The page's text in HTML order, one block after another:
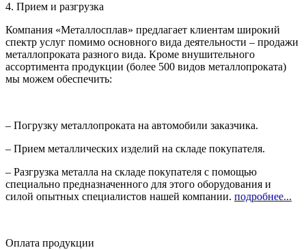
4. Прием и разгрузка
Компания «Металлосплав» предлагает клиентам широкий
спектр услуг помимо основного вида деятельности – продажи
металлопроката разного вида. Кроме внушительного
ассортимента продукции (более 500 видов металлопроката)
мы можем обеспечить:
– Погрузку металлопроката на автомобили заказчика.
– Прием металлических изделий на складе покупателя.
– Разгрузка металла на складе покупателя с помощью
специально предназначенного для этого оборудования и
силой опытных специалистов нашей компании. подробнее...
Оплата продукции